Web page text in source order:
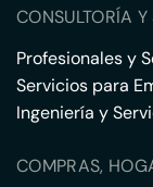
CONSULTORÍA
Profesionales y
Servicios para
Ingeniería y
COMPRAS,